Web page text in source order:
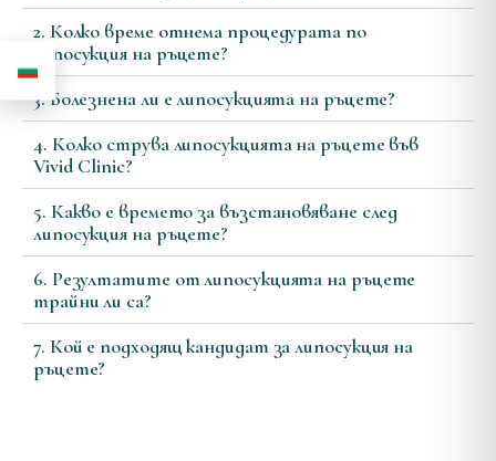
2. Колко време отнема процедурата по
липосукция на ръцете?
3. Болезнена ли е липосукцията на ръцете?
4. Колко струва липосукцията на ръцете във
Vivid Clinic?
5. Какво е времето за възстановяване след
липосукция на ръцете?
6. Резултатите от липосукцията на ръцете
трайни ли са?
7. Кой е подходящ кандидат за липосукция на
ръцете?